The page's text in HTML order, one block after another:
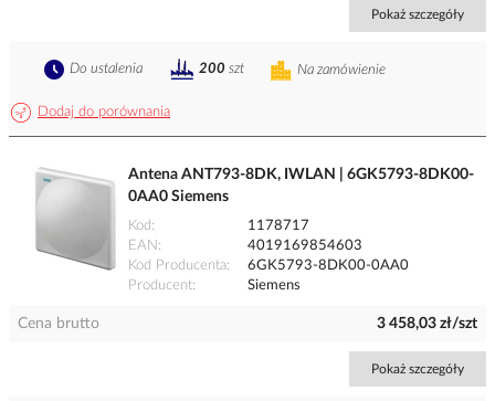
Pokaż szczegóły
Dodaj do porównania
Na zamówienie
Do ustalenia 200 szt
Antena ANT793-8DK, IWLAN | 6GK5793-8DK00-
0AA0 Siemens
Kod
1178717
EAN
4019169854603
Kod Producenta
6GK5793-8DK00-0AA0
Producent
Siemens
Cena brutto 3 458,03 zł/szt
Pokaż szczegóły